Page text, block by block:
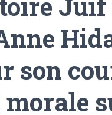
son
morale